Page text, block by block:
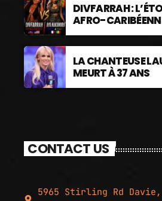
DIVFARRAH :
AFRO-
LA CHANTEUSE
MEURT À 37 ANS
CONTACT US
5965 Stirling Rd Davie,